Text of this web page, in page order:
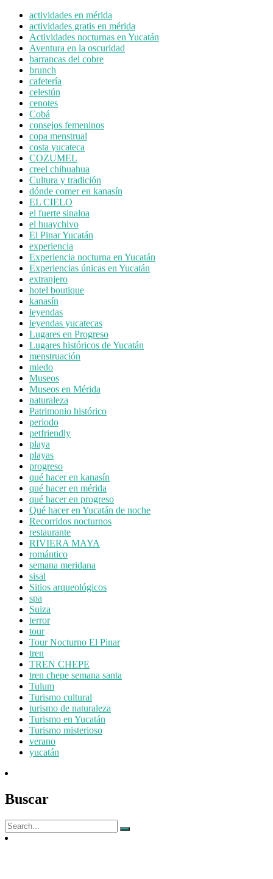
actividades en mérida
actividades gratis en mérida
Actividades nocturnas en Yucatán
Aventura en la oscuridad
barrancas del cobre
brunch
cafetería
celestún
cenotes
Cobá
consejos femeninos
copa menstrual
costa yucateca
COZUMEL
creel chihuahua
Cultura y tradición
dónde comer en kanasín
EL CIELO
el fuerte sinaloa
el huaychivo
El Pinar Yucatán
experiencia
Experiencia nocturna en Yucatán
Experiencias únicas en Yucatán
extranjero
hotel boutique
kanasín
leyendas
leyendas yucatecas
Lugares en Progreso
Lugares históricos de Yucatán
menstruación
miedo
Museos
Museos en Mérida
naturaleza
Patrimonio histórico
periodo
petfriendly
playa
playas
progreso
qué hacer en kanasín
qué hacer en mérida
qué hacer en progreso
Qué hacer en Yucatán de noche
Recorridos nocturnos
restaurante
RIVIERA MAYA
romántico
semana meridana
sisal
Sitios arqueológicos
spa
Suiza
terror
tour
Tour Nocturno El Pinar
tren
TREN CHEPE
tren chepe semana santa
Tulum
Turismo cultural
turismo de naturaleza
Turismo en Yucatán
Turismo misterioso
verano
yucatán
Buscar